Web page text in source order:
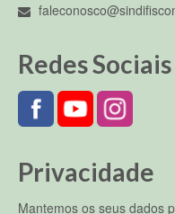
Redes Sociais
Privacidade
Mantemos os seus dados